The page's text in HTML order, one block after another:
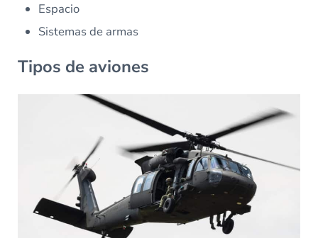
Espacio
Sistemas de armas
Tipos de aviones